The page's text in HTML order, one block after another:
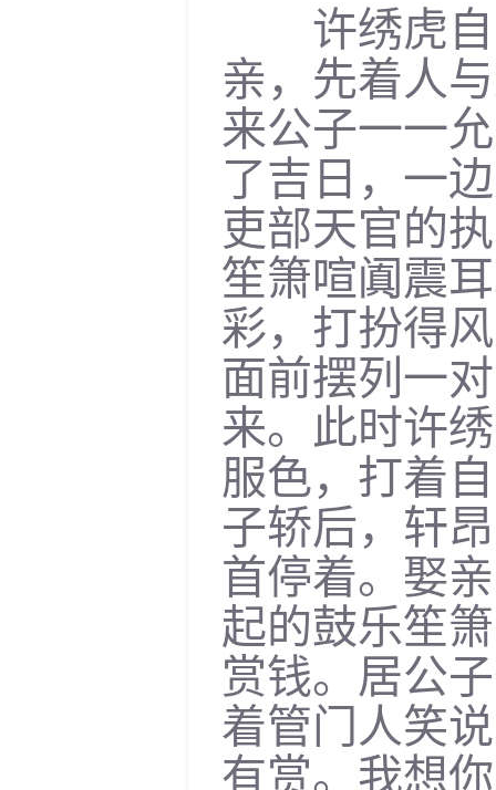
许绣虎自
亲，先着人
来公子一一
了吉日，一
吏部天官的
笙箫喧阗震
彩，打扮得
面前摆列一
来。此时许
服色，打着
子轿后，轩
首停着。娶
起的鼓乐笙
赏钱。居公
着管门人笑
有赏。我想